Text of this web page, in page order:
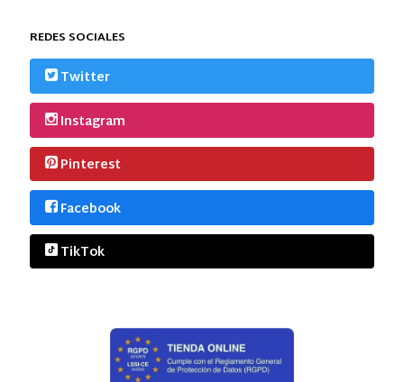
REDES SOCIALES
Twitter
Instagram
Pinterest
Facebook
TikTok